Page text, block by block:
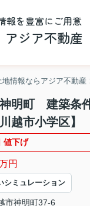
報を豊富にご用意
ジア不動産
地情報ならアジア不動産
明町 建築条
越市小学区】
値下げ
円
シミュレーション
市神明町37-6